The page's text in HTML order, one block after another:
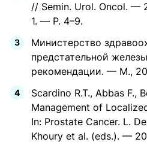
// Semin. Urol. Oncol.
1. — Р. 4–9.
Министерство
предстательной
рекомендации. — М.,
Scardino R.T., Abbas F.,
Management of
In: Prostate Cancer. L.
Khoury et al. (eds.). —